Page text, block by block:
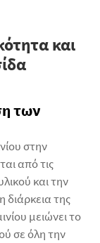
και
των
στην
από τις
και την
της
μειώνει το
σε όλη την